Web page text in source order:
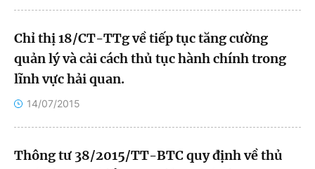
Cà Mau
Đà Nẵng
Chỉ thị 18/CT-TTg về tiếp tục tăng cường
quản lý và cải cách thủ tục hành chính trong
lĩnh vực hải quan.
14/07/2015
Thông tư 38/2015/TT-BTC quy định về thủ